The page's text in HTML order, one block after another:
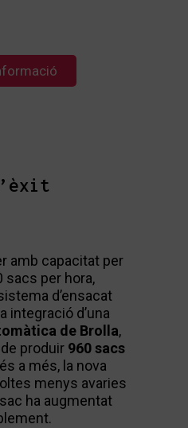
amb capacitat per
sacs per hora,
d’ensacat
integració d’una
de Brolla,
produir 960 sacs
a més, la nova
menys avaries
ha augmentat